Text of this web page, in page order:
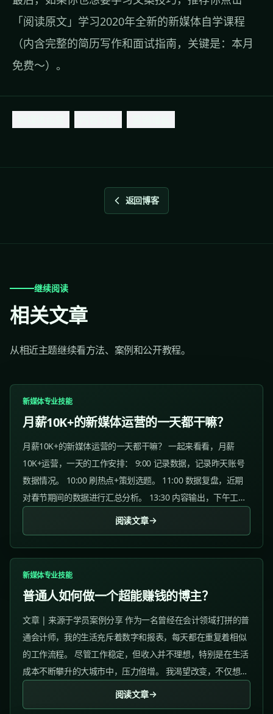
「阅读原文 」学习2020年全新的新媒体自学课程
（内含完整的简历写作和面试指南，关键是：本月
免费～）。
返回博客
继续阅读
相关文章
从相近主题继续看方法、案例和公开教程。
新媒体专业技能
月薪10K+的新媒体运营的一天都干嘛？
月薪10K+的新媒体运营的一天都干嘛？ 一起来看看，月薪
10K+运营，一天的工作安排： 9:00 记录数据，记录昨天账号
数据情况。 10:00 刷热点+策划选题。 11:00 数据复盘，近期
对春节期间的数据进行汇总分析。 13:30 内容输出，下午工作
前来杯美式，提神醒脑。 16:00...
阅读文章
新媒体专业技能
普通人如何做一个超能赚钱的博主？
文章 | 来源于学员案例分享 作为一名曾经在会计领域打拼的普
通会计师，我的生活充斥着数字和报表，每天都在重复着相似
的工作流程。 尽管工作稳定，但收入并不理想，特别是在生活
成本不断攀升的大城市中，压力倍增。 我渴望改变，不仅想提
高自己的收入，还想让自己的生活不再一成不变。 于是我开启
了我的副业探索旅程。...
阅读文章